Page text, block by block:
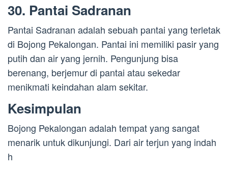
30. Pantai Sadranan
Pantai Sadranan adalah sebuah pantai yang terletak
di Bojong Pekalongan. Pantai ini memiliki pasir yang
putih dan air yang jernih. Pengunjung bisa
berenang, berjemur di pantai atau sekedar
menikmati keindahan alam sekitar.
Kesimpulan
Bojong Pekalongan adalah tempat yang sangat
menarik untuk dikunjungi. Dari air terjun yang indah
h